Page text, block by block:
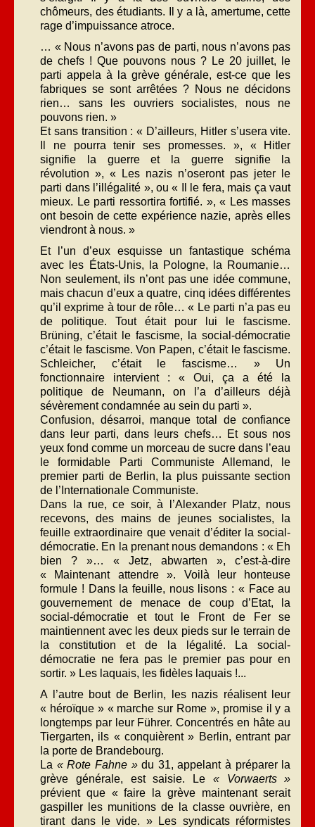
chômeurs, des étudiants. Il y a là, amertume, cette
rage d’impuissance atroce.
… « Nous n’avons pas de parti, nous n’avons pas
de chefs ! Que pouvons nous ? Le 20 juillet, le
parti appela à la grève générale, est-ce que les
fabriques se sont arrêtées ? Nous ne décidons
rien… sans les ouvriers socialistes, nous ne
pouvons rien. »
Et sans transition : « D’ailleurs, Hitler s’usera vite.
Il ne pourra tenir ses promesses. », « Hitler
signifie la guerre et la guerre signifie la
révolution », « Les nazis n’oseront pas jeter le
parti dans l’illégalité », ou « Il le fera, mais ça vaut
mieux. Le parti ressortira fortifié. », « Les masses
ont besoin de cette expérience nazie, après elles
viendront à nous. »
Et l’un d’eux esquisse un fantastique schéma
avec les États-Unis, la Pologne, la Roumanie…
Non seulement, ils n’ont pas une idée commune,
mais chacun d’eux a quatre, cinq idées différentes
qu’il exprime à tour de rôle… « Le parti n’a pas eu
de politique. Tout était pour lui le fascisme.
Brüning, c’était le fascisme, la social-démocratie
c’était le fascisme. Von Papen, c’était le fascisme.
Schleicher, c’était le fascisme… » Un
fonctionnaire intervient : « Oui, ça a été la
politique de Neumann, on l’a d’ailleurs déjà
sévèrement condamnée au sein du parti ».
Confusion, désarroi, manque total de confiance
dans leur parti, dans leurs chefs… Et sous nos
yeux fond comme un morceau de sucre dans l’eau
le formidable Parti Communiste Allemand, le
premier parti de Berlin, la plus puissante section
de l’Internationale Communiste.
Dans la rue, ce soir, à l’Alexander Platz, nous
recevons, des mains de jeunes socialistes, la
feuille extraordinaire que venait d’éditer la social-
démocratie. En la prenant nous demandons : « Eh
bien ? »… « Jetz, abwarten », c’est-à-dire
« Maintenant attendre ». Voilà leur honteuse
formule ! Dans la feuille, nous lisons : « Face au
gouvernement de menace de coup d’Etat, la
social-démocratie et tout le Front de Fer se
maintiennent avec les deux pieds sur le terrain de
la constitution et de la légalité. La social-
démocratie ne fera pas le premier pas pour en
sortir. » Les laquais, les fidèles laquais !...
A l’autre bout de Berlin, les nazis réalisent leur
« héroïque » « marche sur Rome », promise il y a
longtemps par leur Führer. Concentrés en hâte au
Tiergarten, ils « conquièrent » Berlin, entrant par
la porte de Brandebourg.
La « Rote Fahne »du 31, appelant à préparer la
grève générale, est saisie. Le « Vorwaerts »
prévient que « faire la grève maintenant serait
gaspiller les munitions de la classe ouvrière, en
tirant dans le vide. » Les syndicats réformistes